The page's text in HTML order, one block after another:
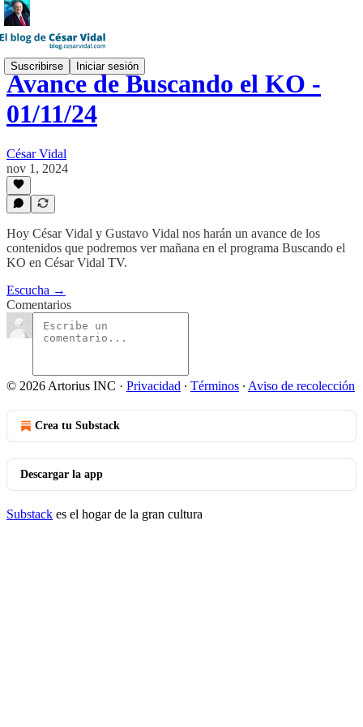
Suscribirse Iniciar sesión
Avance de Buscando el KO -
01/11/24
César Vidal
nov 1, 2024
Hoy César Vidal y Gustavo Vidal nos harán un avance de los
contenidos que podremos ver mañana en el programa Buscando el
KO en César Vidal TV.
Escucha →
Comentarios
© 2026 Artorius INC · Privacidad ∙ Términos ∙ Aviso de recolección
Crea tu Substack
Descargar la app
Substack es el hogar de la gran cultura